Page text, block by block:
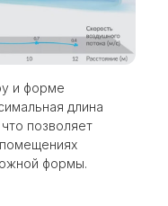
и форме
длина
позволяет
формы.